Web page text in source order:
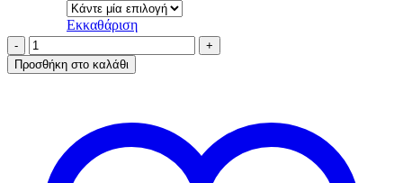
Εκκαθάριση
A.A
UNDERWEAR
Οικονομικό
Ψηλά
Βαμβακερά
Προσθήκη στο καλάθι